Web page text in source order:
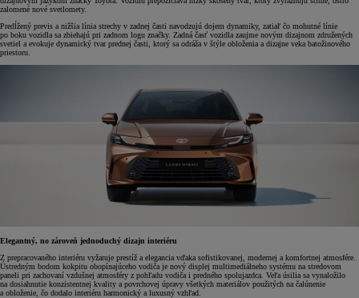
zalomené nové svetlomety.
Predĺžený previs a nižšia línia strechy v zadnej časti navodzujú dojem dynamiky, zatiaľ čo mohutné línie
po boku vozidla sa zbiehajú pri zadnom logu značky. Zadná časť vozidla zaujme novým dizajnom združených
svetiel a evokuje dynamický tvar prednej časti, ktorý sa odráža v štýle obloženia a dizajne veka batožinového
priestoru.
Elegantný, no zároveň jednoduchý dizajn interiéru
Z prepracovaného interiéru vyžaruje prestíž a elegancia vďaka sofistikovanej, modernej a komfortnej atmosfére.
Ústredným bodom kokpitu obopínajúceho vodiča je nový displej multimediálneho systému na stredovom
paneli pri zachovaní vzdušnej atmosféry z pohľadu vodiča i predného spolujazdca. Veľa úsilia sa vynaložilo
na dosiahnutie konzistentnej kvality a povrchovej úpravy všetkých materiálov použitých na čalúnenie
a obloženie, čo dodalo interiéru harmonický a luxusný vzhľad.